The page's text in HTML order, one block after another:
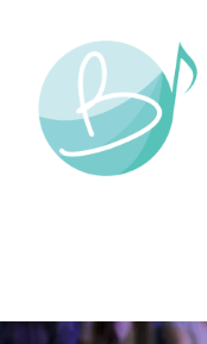
content